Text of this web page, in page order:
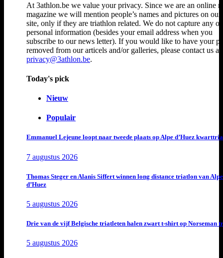
At 3athlon.be we value your privacy. Since we are an online
magazine we will mention people’s names and pictures on
site, only if they are triathlon related. We do not capture any
personal information (besides your email address when you
subscribe to our news letter). If you would like to have your
removed from our articels and/or galleries, please contact us at
privacy@3athlon.be.
Today's pick
Nieuw
Populair
Emmanuel Lejeune loopt naar tweede plaats op Alpe d’Huez
7 augustus 2026
Thomas Steger en Alanis Siffert winnen long distance triatlon van Alpe
d’Huez
5 augustus 2026
Drie van de vijf Belgische triatleten halen zwart t-shirt op Norseman
5 augustus 2026